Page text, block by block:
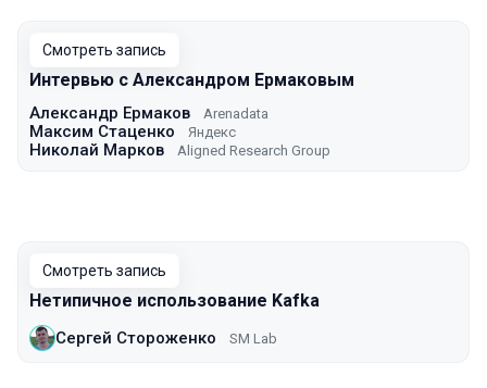
Смотреть запись
Интервью с Александром Ермаковым
Александр Ермаков Arenadata
Максим Стаценко Яндекс
Николай Марков Aligned Research Group
Смотреть запись
Нетипичное использование Kafka
Сергей Стороженко SM Lab